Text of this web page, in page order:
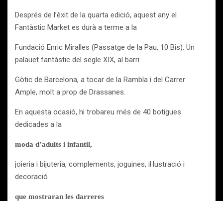
Després de l’èxit de la quarta edició, aquest any el
Fantàstic Market es durà a terme a la
Fundació Enric Miralles (Passatge de la Pau, 10 Bis). Un
palauet fantàstic del segle XIX, al barri
Gòtic de Barcelona, a tocar de la Rambla i del Carrer
Ample, molt a prop de Drassanes.
En aquesta ocasió, hi trobareu més de 40 botigues
dedicades a la
moda d’adults i infantil,
joieria i bijuteria, complements, joguines, il·lustració i
decoració
que mostraran les darreres